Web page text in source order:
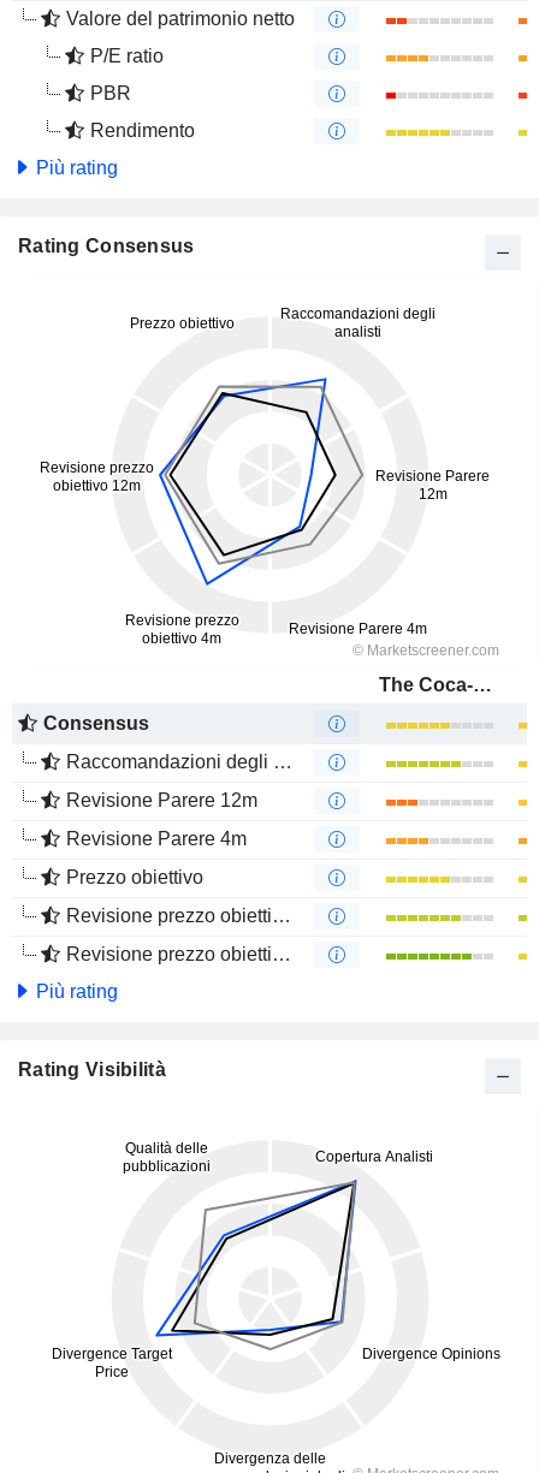
Valore del patrimonio netto
P/E ratio
PBR
Rendimento
Più rating
Rating Consensus
The Coca-Cola Company
Consensus
Raccomandazioni degli analisti
Revisione Parere 12m
Revisione Parere 4m
Prezzo obiettivo
Revisione prezzo obiettivo 12m
Revisione prezzo obiettivo 4m
Più rating
Rating Visibilità